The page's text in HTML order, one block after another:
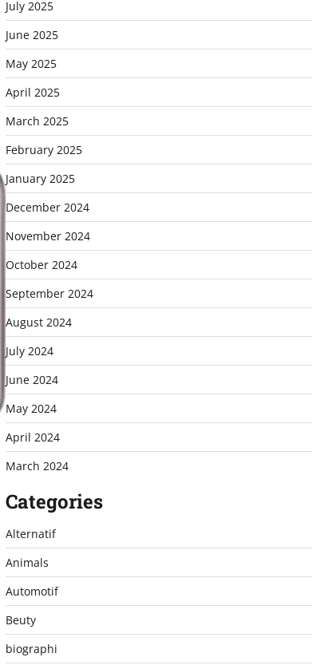
July 2025
June 2025
May 2025
April 2025
March 2025
February 2025
January 2025
December 2024
November 2024
October 2024
September 2024
August 2024
July 2024
June 2024
May 2024
April 2024
March 2024
Categories
Alternatif
Animals
Automotif
Beuty
biographi